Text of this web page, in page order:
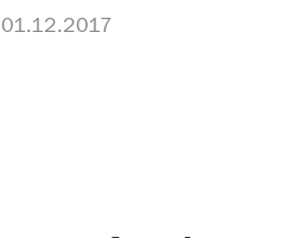
01.12.2017